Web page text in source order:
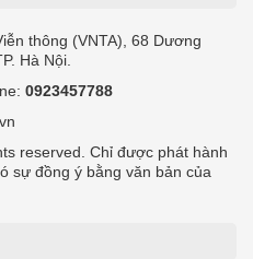
thông (VNTA), 68 Dương
Hà Nội.
0923457788
reserved. Chỉ được phát hành
sự đồng ý bằng văn bản của